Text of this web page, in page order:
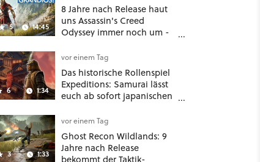
5 14:45
8 Jahre nach Release haut
uns Assassin's Creed
Odyssey immer noch um -
6 1:34
vor einem Tag
Das historische Rollenspiel
Expeditions: Samurai lässt
euch ab sofort japanischen
wahlweise mit Gewalt oder
Diplomatie
3 1:33
vor einem Tag
Ghost Recon Wildlands: 9
Jahre nach Release